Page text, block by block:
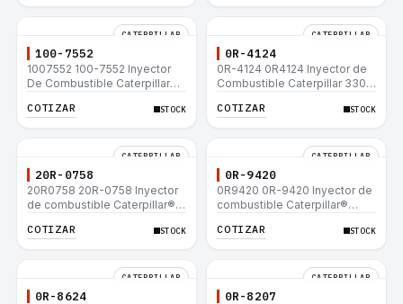
CATERPILLAR
100-7552
1007552 100-7552 Inyector
De Combustible Caterpillar®
12H 140G 950B
COTIZAR STOCK
CATERPILLAR
0R-4124
0R-4124 0R4124 Inyector de
Combustible Caterpillar 3306
160H D6R D6H D6R
COTIZAR STOCK
CATERPILLAR
20R-0758
20R0758 20R-0758 Inyector
de combustible Caterpillar®
657E 631E 988F II
COTIZAR STOCK
CATERPILLAR
0R-9420
0R9420 0R-9420 Inyector de
combustible Caterpillar®
657E 631E 988F II
COTIZAR STOCK
CATERPILLAR
0R-8624
CATERPILLAR
0R-8207